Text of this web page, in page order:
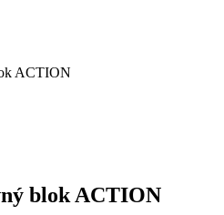
ACTION
blok ACTION